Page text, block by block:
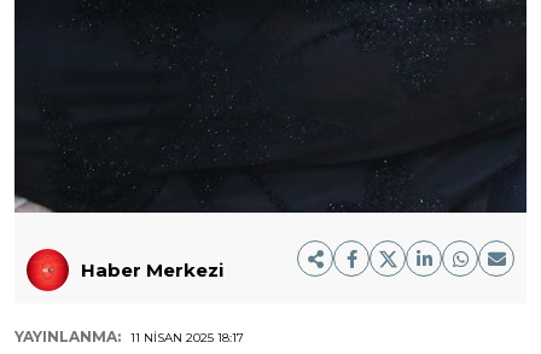
Haber Merkezi
YAYINLANMA: 11 NISAN 2025 18:17